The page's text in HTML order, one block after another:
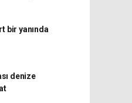
bir yanında
denize